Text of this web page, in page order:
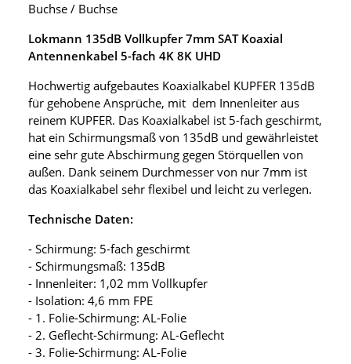
Buchse / Buchse
Lokmann 135dB Vollkupfer 7mm SAT Koaxial
Antennenkabel 5-fach 4K 8K UHD
Hochwertig aufgebautes Koaxialkabel KUPFER 135dB
für gehobene Ansprüche, mit dem Innenleiter aus
reinem KUPFER. Das Koaxialkabel ist 5-fach geschirmt,
hat ein Schirmungsmaß von 135dB und gewährleistet
eine sehr gute Abschirmung gegen Störquellen von
außen. Dank seinem Durchmesser von nur 7mm ist
das Koaxialkabel sehr flexibel und leicht zu verlegen.
Technische Daten:
- Schirmung: 5-fach geschirmt
- Schirmungsmaß: 135dB
- Innenleiter: 1,02 mm Vollkupfer
- Isolation: 4,6 mm FPE
- 1. Folie-Schirmung: AL-Folie
- 2. Geflecht-Schirmung: AL-Geflecht
- 3. Folie-Schirmung: AL-Folie